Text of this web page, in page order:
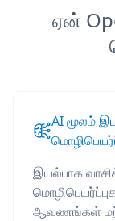
ஏன்
AI மூலம்
இயல்பாக
ஆவணங்கள்